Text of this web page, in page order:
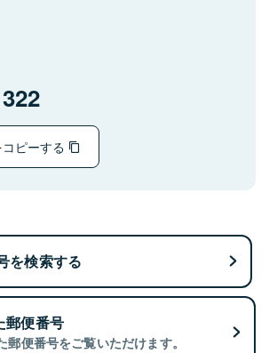
ピーする
を検索する
郵便番号
郵便番号をご覧いただけます。